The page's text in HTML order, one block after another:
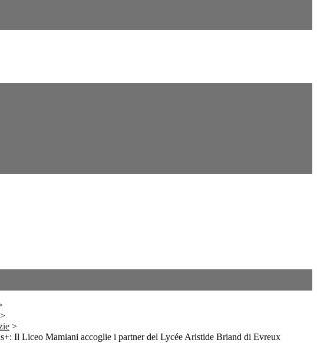
>
>
Il Liceo Mamiani accoglie i partner del Lycée Aristide Briand di Evreux